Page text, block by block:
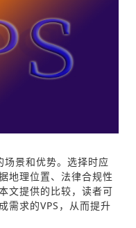
场景和优势。选择时应
地理位置、法律合规性
文提供的比较，读者可
需求的VPS，从而提升